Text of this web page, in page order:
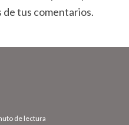
de tus comentarios.
de lectura